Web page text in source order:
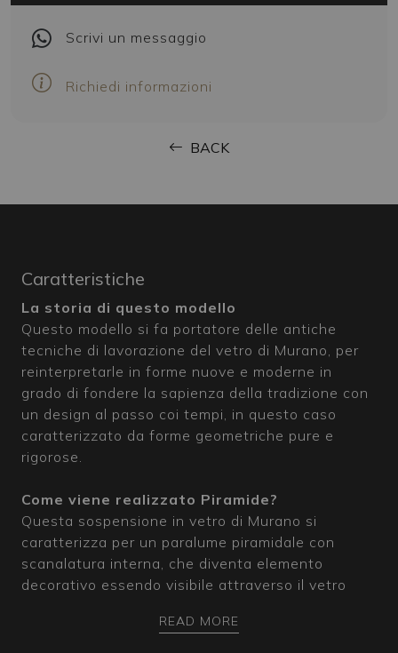
Scrivi un messaggio
Richiedi informazioni
BACK
Caratteristiche
La storia di questo modello
Questo modello si fa portatore delle antiche
tecniche di lavorazione del vetro di Murano, per
reinterpretarle in forme nuove e moderne in
grado di fondere la sapienza della tradizione con
un design al passo coi tempi, in questo caso
caratterizzato da forme geometriche pure e
rigorose.
Come viene realizzato Piramide?
Questa sospensione in vetro di Murano si
caratterizza per un paralume piramidale con
scanalatura interna, che diventa elemento
decorativo essendo visibile attraverso il vetro
modello sono ottenute grazie alle sapienti
READ MORE